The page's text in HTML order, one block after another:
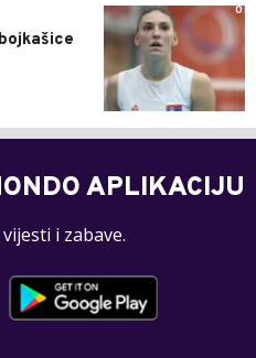
0
APLIKACIJU
i zabave.